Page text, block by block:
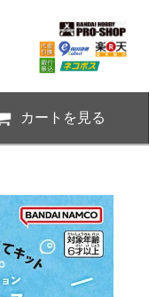
カートを見る